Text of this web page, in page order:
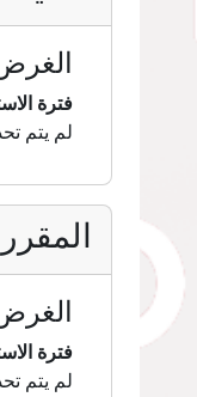
فترة
لم يتم
فترة
لم يتم